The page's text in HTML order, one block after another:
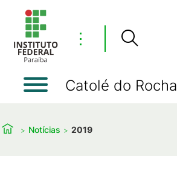
⋮
Catolé do Rocha
Notícias 2019